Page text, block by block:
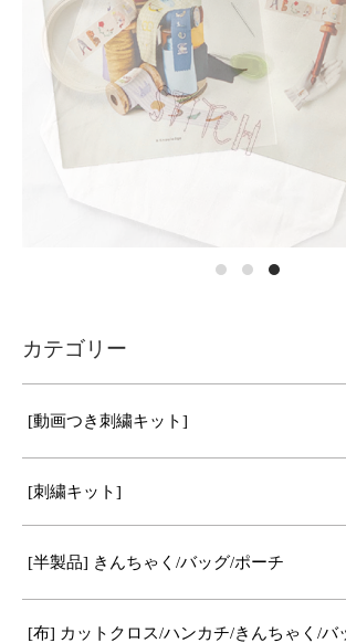
カテゴリー
[動画つき刺繍キット]
[刺繍キット]
[半製品] きんちゃく/バッグ/ポーチ
[布] カットクロス/ハンカチ/きんちゃく/バ